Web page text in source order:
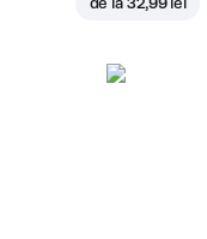
de la 32,99 lei